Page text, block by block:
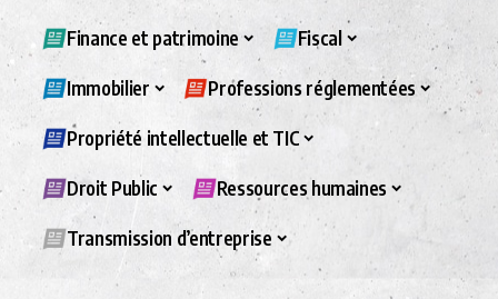
Finance et patrimoine Fiscal
Immobilier Professions réglementées
Propriété intellectuelle et TIC
Droit Public Ressources humaines
Transmission d’entreprise